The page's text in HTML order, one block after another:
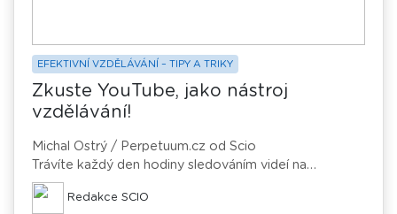
EFEKTIVNÍ VZDĚLÁVÁNÍ – TIPY A TRIKY
Zkuste YouTube, jako nástroj
vzdělávání!
Michal Ostrý / Perpetuum.cz od Scio
Trávíte každý den hodiny sledováním videí na
internetu? Že ne? Tak to jste ještě neobjevili celé
zákoutí „edutainment“ obsahu na YouTube. Pojďme se
Redakce SCIO